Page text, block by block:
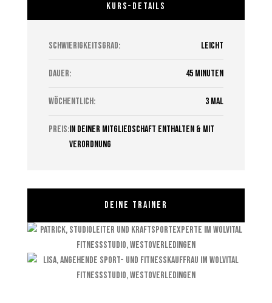
KURS-DETAILS
Schwierigkeitsgrad: Leicht
Dauer: 45 Minuten
Wöchentlich: 3 mal
preis:In deiner Mitgliedschaft enthalten & mit
Verordnung
DEINE TRAINER